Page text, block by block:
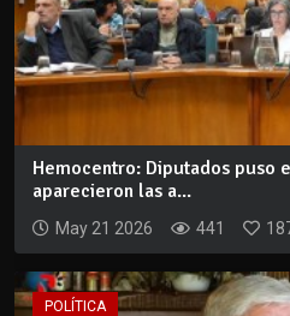
Hemocentro: Diputados puso
aparecieron las a...
May 21 2026 441
POLÍTICA